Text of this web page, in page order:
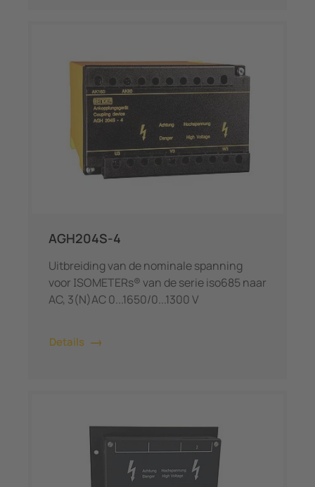
AGH204S-4
Uitbreiding van de nominale spanning
voor ISOMETERs® van de serie iso685 naar
AC, 3(N)AC 0...1650/0...1300 V
Details